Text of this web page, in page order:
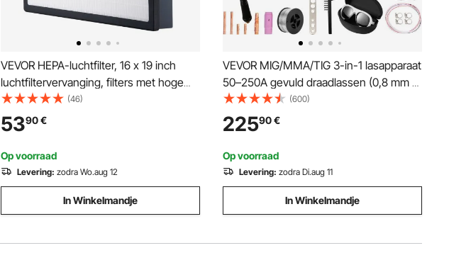
VEVOR HEPA-luchtfilter, 16 x 19 inch
luchtfiltervervanging, filters met hoge
efficiëntie niveau 3, compatibel met
BlueDri & VEVOR-scrubber,
luchtreinigers, apparatuur voor
waterschadeherstel
(46)
5390€
Op voorraad
Levering: zodra Wo.aug 12
In Winkelmandje
VEVOR MIG/MMA/TIG 3-in-1 lasapparaat
50–250A gevuld draadlassen (0,8 mm &
1 mm) IGBT-technologie 2,2–12 m/min
draadsnelheid 5,6 kVA nominaal
ingangsvermogen IP21S
beschermingsklasse
(600)
22590€
Op voorraad
Levering: zodra Di.aug 11
In Winkelmandje